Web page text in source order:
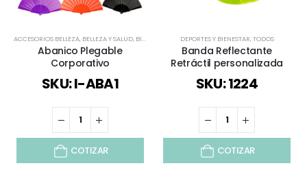
ACCESORIOS BELLEZA, BELLEZA Y SALUD, BIENESTAR Y SALUD ,DEPORTES Y BIENESTAR,ESPECIAL
Abanico Plegable
Corporativo
SKU: I-ABA1
COTIZAR
DEPORTES Y BIENESTAR,TODOS
Banda Reflectante
Retráctil personalizada
SKU: 1224
COTIZAR